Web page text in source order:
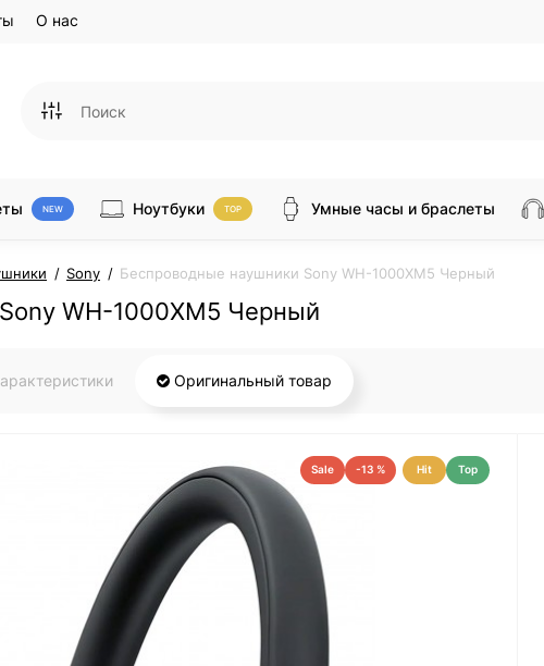
О нас
NEW Ноутбуки TOP Умные часы и браслеты
Sony Беспроводные наушники Sony WH-1000XM5 Черный
WH-1000XM5 Черный
Оригинальный товар
Sale -13 % Hit Top